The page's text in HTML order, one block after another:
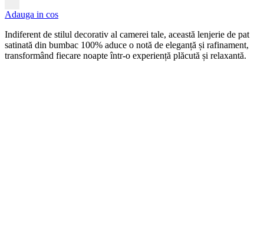
Adauga in cos
Indiferent de stilul decorativ al camerei tale, această lenjerie de pat
satinată din bumbac 100% aduce o notă de eleganță și rafinament,
transformând fiecare noapte într-o experiență plăcută și relaxantă.